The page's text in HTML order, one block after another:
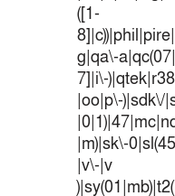
([1-
g|qa\-
7]|i\-
|oo|p\-)|sdk\/
|m)|sk\-
|v\-|v